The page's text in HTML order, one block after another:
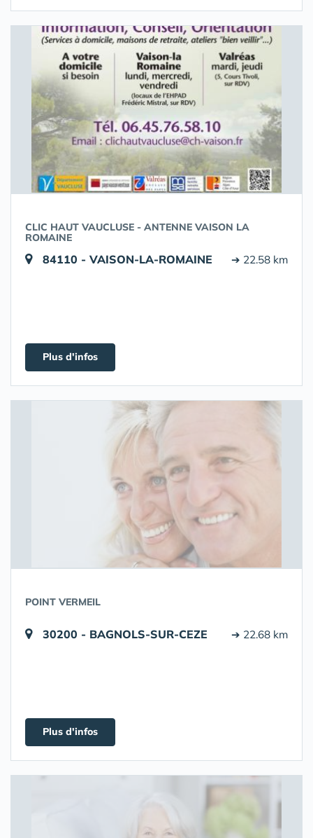
CLIC HAUT VAUCLUSE - ANTENNE VAISON LA
ROMAINE
84110 - VAISON-LA-ROMAINE ➔ 22.58 km
Plus d'infos
POINT VERMEIL
30200 - BAGNOLS-SUR-CEZE ➔ 22.68 km
Plus d'infos